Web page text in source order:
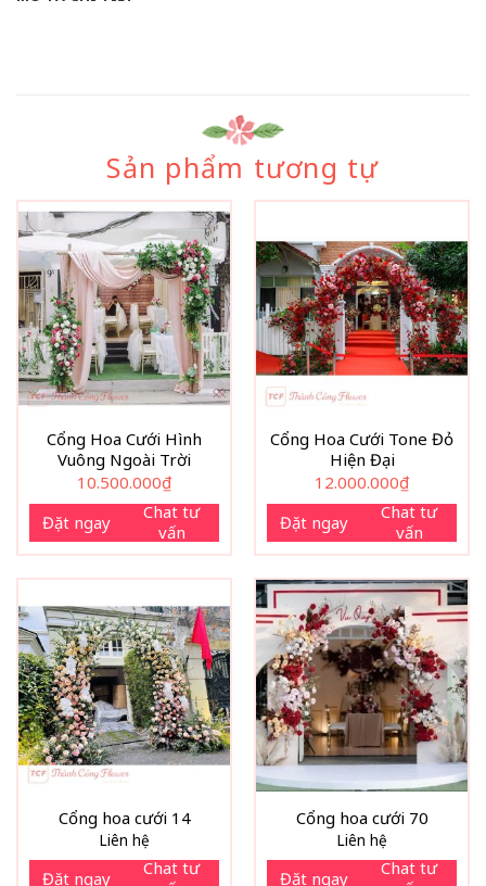
Sản phẩm tương tự
Cổng Hoa Cưới Hình
Vuông Ngoài Trời
10.500.000₫
Đặt ngay
Chat tư
vấn
Cổng Hoa Cưới Tone Đỏ
Hiện Đại
12.000.000₫
Đặt ngay
Chat tư
vấn
Cổng hoa cưới 14
Liên hệ
Đặt ngay
Chat tư
Cổng hoa cưới 70
Liên hệ
Đặt ngay
Chat tư